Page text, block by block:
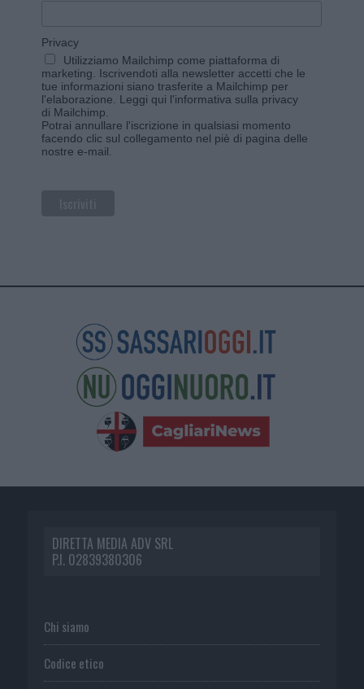
Privacy
Utilizziamo Mailchimp come piattaforma di
marketing. Iscrivendoti alla newsletter accetti che le
tue informazioni siano trasferite a Mailchimp per
l'elaborazione. Leggi qui l'informativa sulla privacy
di Mailchimp
Potrai annullare l'iscrizione in qualsiasi momento
facendo clic sul collegamento nel piè di pagina delle
nostre e-mail.
DIRETTA MEDIA ADV SRL
P.I. 02839380306
Chi siamo
Codice etico